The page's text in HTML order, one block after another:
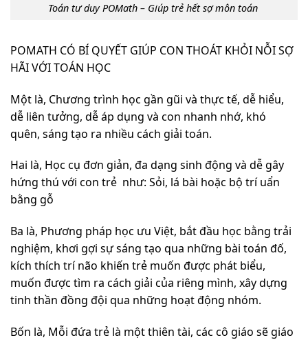
Toán tư duy POMath – Giúp trẻ hết sợ môn toán
POMATH CÓ BÍ QUYẾT GIÚP CON THOÁT KHỎI NỖI SỢ
HÃI VỚI TOÁN HỌC
Một là, Chương trình học gần gũi và thực tế, dễ hiểu,
dễ liên tưởng, dễ áp dụng và con nhanh nhớ, khó
quên, sáng tạo ra nhiều cách giải toán.
Hai là, Học cụ đơn giản, đa dạng sinh động và dễ gây
hứng thú với con trẻ như: Sỏi, lá bài hoặc bộ trí uẩn
bằng gỗ
Ba là, Phương pháp học ưu Việt, bắt đầu học bằng trải
nghiệm, khơi gợi sự sáng tạo qua những bài toán đố,
kích thích trí não khiến trẻ muốn được phát biểu,
muốn được tìm ra cách giải của riêng mình, xây dựng
tinh thần đồng đội qua những hoạt động nhóm.
Bốn là, Mỗi đứa trẻ là một thiên tài, các cô giáo sẽ giáo